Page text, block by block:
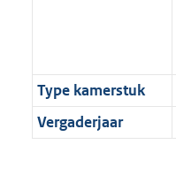
Type kamerstuk
Vergaderjaar